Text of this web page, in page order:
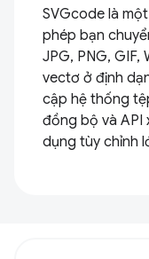
SVGcode là
phép bạn
JPG, PNG, GIF,
vectơ ở định
cập hệ thống
đồng bộ và API
dụng tùy chỉnh